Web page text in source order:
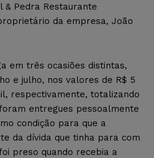
& Pedra Restaurante
da empresa, João
em três ocasiões distintas,
e julho, nos valores de R$ 5
respectivamente, totalizando
entregues pessoalmente
condição para que a
da dívida que tinha para com
preso quando recebia a